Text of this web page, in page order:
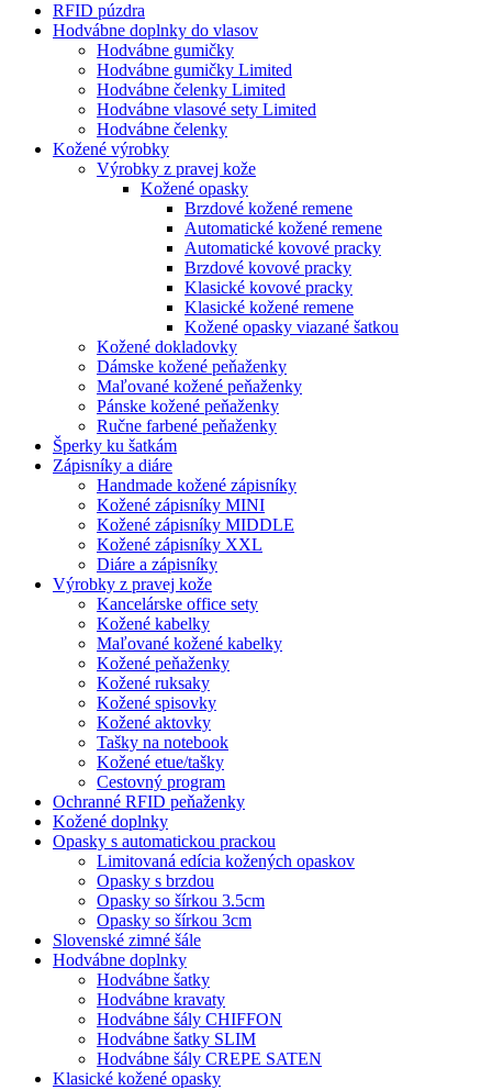
RFID púzdra
Hodvábne doplnky do vlasov
Hodvábne gumičky
Hodvábne gumičky Limited
Hodvábne čelenky Limited
Hodvábne vlasové sety Limited
Hodvábne čelenky
Kožené výrobky
Výrobky z pravej kože
Kožené opasky
Brzdové kožené remene
Automatické kožené remene
Automatické kovové pracky
Brzdové kovové pracky
Klasické kovové pracky
Klasické kožené remene
Kožené opasky viazané šatkou
Kožené dokladovky
Dámske kožené peňaženky
Maľované kožené peňaženky
Pánske kožené peňaženky
Ručne farbené peňaženky
Šperky ku šatkám
Zápisníky a diáre
Handmade kožené zápisníky
Kožené zápisníky MINI
Kožené zápisníky MIDDLE
Kožené zápisníky XXL
Diáre a zápisníky
Výrobky z pravej kože
Kancelárske office sety
Kožené kabelky
Maľované kožené kabelky
Kožené peňaženky
Kožené ruksaky
Kožené spisovky
Kožené aktovky
Tašky na notebook
Kožené etue/tašky
Cestovný program
Ochranné RFID peňaženky
Kožené doplnky
Opasky s automatickou prackou
Limitovaná edícia kožených opaskov
Opasky s brzdou
Opasky so šírkou 3.5cm
Opasky so šírkou 3cm
Slovenské zimné šále
Hodvábne doplnky
Hodvábne šatky
Hodvábne kravaty
Hodvábne šály CHIFFON
Hodvábne šatky SLIM
Hodvábne šály CREPE SATEN
Klasické kožené opasky